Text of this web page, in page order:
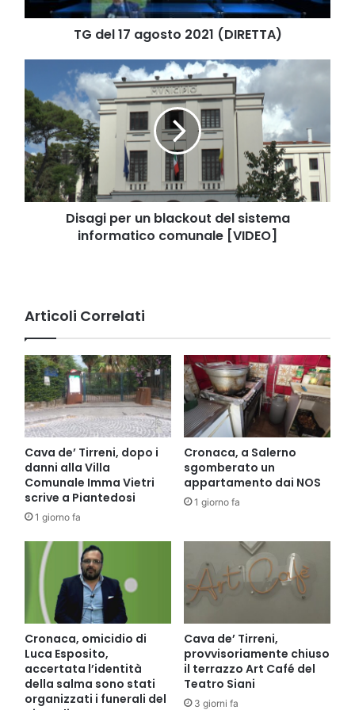
TG del 17 agosto 2021 (DIRETTA)
un
blackout
del
sistema
informatico
comunale
[VIDEO]
Disagi per un blackout del sistema
informatico comunale [VIDEO]
Articoli Correlati
Cava de’ Tirreni, dopo i
danni alla Villa
Comunale Imma Vietri
scrive a Piantedosi
1 giorno fa
Cronaca, a Salerno
sgomberato un
appartamento dai NOS
1 giorno fa
Cronaca, omicidio di
Luca Esposito,
accertata l’identità
della salma sono stati
organizzati i funerali del
Cava de’ Tirreni,
provvisoriamente chiuso
il terrazzo Art Café del
Teatro Siani
3 giorni fa